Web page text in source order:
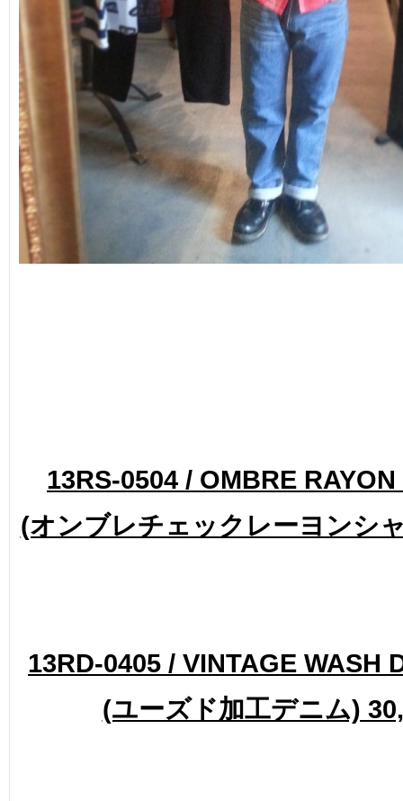
13RS-0504 / OMBRE
(オンブレチェックレーヨンシ
13RD-0405 / VINTAGE WASH
(ユーズド加工デニム)